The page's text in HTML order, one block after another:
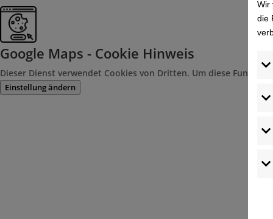
Wir
die
Google Maps - Cookie Hinweis
Dieser Dienst verwendet Cookies von Dritten. Um diese
Einstellung ändern